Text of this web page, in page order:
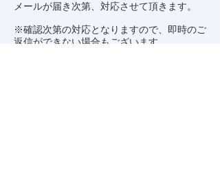
メールが届き次第、対応させて頂きます。
※確認次第の対応となりますので、即時のご
返信ができない場合もございます。